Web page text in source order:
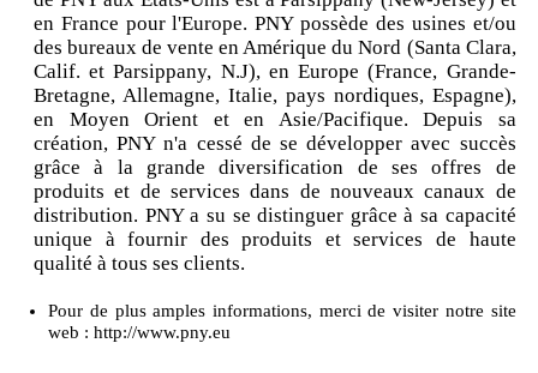
en France pour l'Europe. PNY possède des usines et/ou
des bureaux de vente en Amérique du Nord (Santa Clara,
Calif. et Parsippany, N.J), en Europe (France, Grande-
Bretagne, Allemagne, Italie, pays nordiques, Espagne),
en Moyen Orient et en Asie/Pacifique. Depuis sa
création, PNY n'a cessé de se développer avec succès
grâce à la grande diversification de ses offres de
produits et de services dans de nouveaux canaux de
distribution. PNY a su se distinguer grâce à sa capacité
unique à fournir des produits et services de haute
qualité à tous ses clients.
Pour de plus amples informations, merci de visiter notre site
web : http://www.pny.eu